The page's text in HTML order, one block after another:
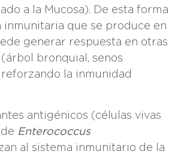
a la Mucosa). De esta forma
inmunitaria que se produce en
generar respuesta en otras
(árbol bronquial, senos
reforzando la inmunidad
antigénicos (células vivas
Enterococcus
al sistema inmunitario de la